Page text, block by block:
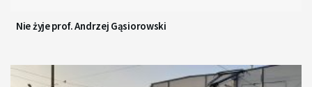
Nie żyje prof. Andrzej Gąsiorowski